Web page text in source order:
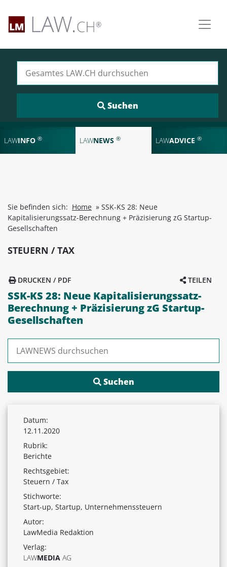
LAWINFO ® LAWNEWS ® LAWADVICE ®
Sie befinden sich: Home » SSK-KS 28: Neue
Kapitalisierungssatz-Berechnung + Präzisierung zG Startup-
Gesellschaften
STEUERN / TAX
TEILEN
DRUCKEN / PDF
SSK-KS 28: Neue Kapitalisierungssatz-
Berechnung + Präzisierung zG Startup-
Gesellschaften
Datum:
12.11.2020
Rubrik:
Berichte
Rechtsgebiet:
Steuern / Tax
Stichworte:
Start-up, Startup, Unternehmenssteuern
Autor:
LawMedia Redaktion
Verlag:
LAWMEDIA AG